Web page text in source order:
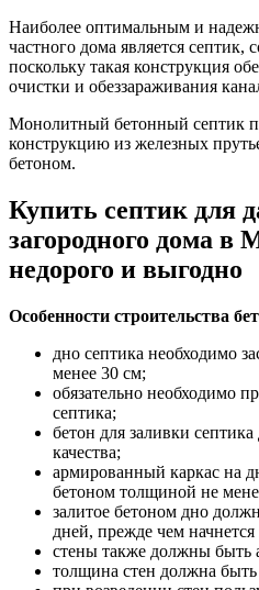
Наиболее оптимальным и
частного дома является септик,
поскольку такая конструкция
очистки и обеззараживания
Монолитный бетонный септик
конструкцию из железных
бетоном.
Купить септик для
загородного дома в
недорого и выгодно
Особенности строительства
дно септика необходимо
менее 30 см;
обязательно необходимо
септика;
бетон для заливки
качества;
армированный каркас на
бетоном толщиной не
залитое бетоном дно
дней, прежде чем начнется
стены также должны быть
толщина стен должна